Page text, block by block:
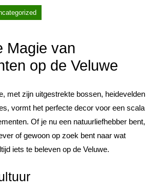
Magie van
op de Veluwe
met zijn uitgestrekte bossen, heidevelden
vormt het perfecte decor voor een scala
Of je nu een natuurliefhebber bent,
of gewoon op zoek bent naar wat
iets te beleven op de Veluwe.